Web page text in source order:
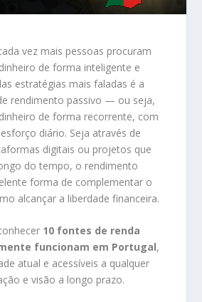
vez mais pessoas procuram
de forma inteligente e
estratégias mais faladas é a
rendimento passivo — ou seja,
de forma recorrente, com
diário. Seja através de
digitais ou projetos que
do tempo, o rendimento
forma de complementar o
alcançar a liberdade financeira.
10 fontes de renda
funcionam em Portugal,
atual e acessíveis a qualquer
e visão a longo prazo.